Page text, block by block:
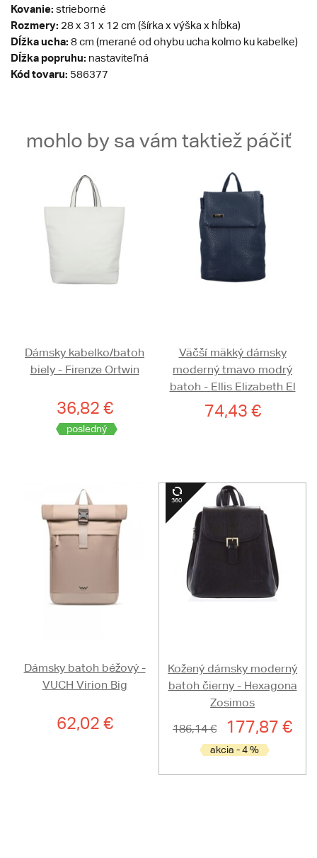
Kovanie: strieborné
Rozmery: 28 x 31 x 12 cm (šírka x výška x hĺbka)
Dĺžka ucha: 8 cm (merané od ohybu ucha kolmo ku kabelke)
Dĺžka popruhu: nastaviteľná
Kód tovaru: 586377
mohlo by sa vám taktiež páčiť
Dámsky kabelko/batoh
biely - Firenze Ortwin
36,82 €
posledný
Väčší mäkký dámsky
moderný tmavo modrý
batoh - Ellis Elizabeth El
74,43 €
Dámsky batoh béžový -
VUCH Virion Big
62,02 €
Kožený dámsky moderný
batoh čierny - Hexagona
Zosimos
186,14 €
177,87 €
akcia - 4 %